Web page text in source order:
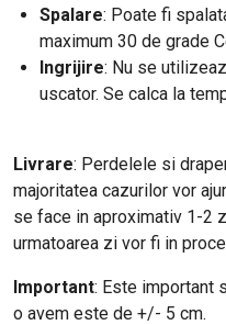
Spalare: Poate fi
maximum 30 de grade
Ingrijire: Nu se
uscator. Se calca la
Livrare: Perdelele si
majoritatea cazurilor vor
se face in aproximativ 1-2
urmatoarea zi vor fi in
Important: Este important
o avem este de +/- 5 cm.